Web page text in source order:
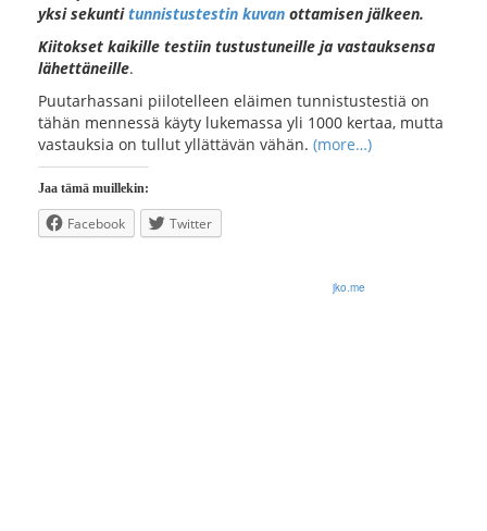
yksi sekuntitunnistustestin kuvan ottamisen jälkeen.
Kiitokset kaikille testiin tustustuneille ja vastauksensa
lähettäneille.
Puutarhassani piilotelleen eläimen tunnistustestiä on
tähän mennessä käyty lukemassa yli 1000 kertaa, mutta
vastauksia on tullut yllättävän vähän. (more…)
Jaa tämä muillekin:
Facebook Twitter
jko.me